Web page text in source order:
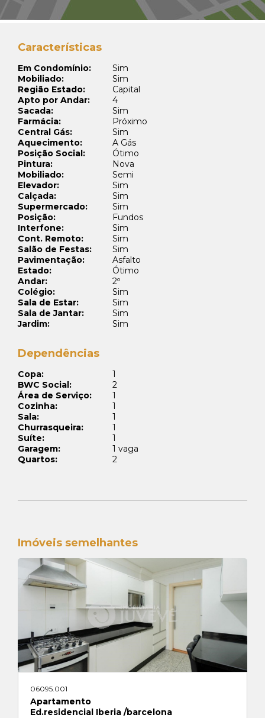
Características
Em Condomínio:
Sim
Mobiliado:
Sim
Região Estado:
Capital
Apto por Andar:
4
Sacada:
Sim
Farmácia:
Próximo
Central Gás:
Sim
Aquecimento:
A Gás
Posição Social:
Ótimo
Pintura:
Nova
Mobiliado:
Semi
Elevador:
Sim
Calçada:
Sim
Supermercado:
Sim
Posição:
Fundos
Interfone:
Sim
Cont. Remoto:
Sim
Salão de Festas:
Sim
Pavimentação:
Asfalto
Estado:
Ótimo
Andar:
2º
Colégio:
Sim
Sala de Estar:
Sim
Sala de Jantar:
Sim
Jardim:
Sim
Dependências
Copa:
1
BWC Social:
2
Área de Serviço:
1
Cozinha:
1
Sala:
1
Churrasqueira:
1
Suíte:
1
Garagem:
1 vaga
Quartos:
2
Imóveis semelhantes
06095.001
Apartamento
Ed.residencial Iberia /barcelona